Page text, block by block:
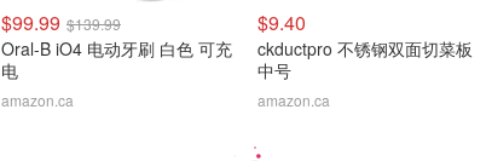
$99.99 $139.99
Oral-B iO4 电动牙刷 白色 可充
电
amazon.ca
$9.40
ckductpro 不锈钢双面切菜板
中号
amazon.ca